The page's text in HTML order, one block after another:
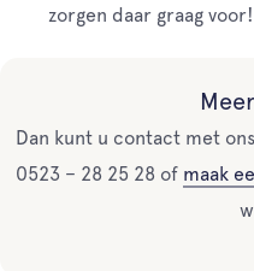
zorgen daar graag voor!
Dan kunt u contact met
0523 – 28 25 28 of maak